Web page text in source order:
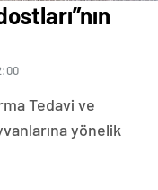
Tedavi ve
yönelik